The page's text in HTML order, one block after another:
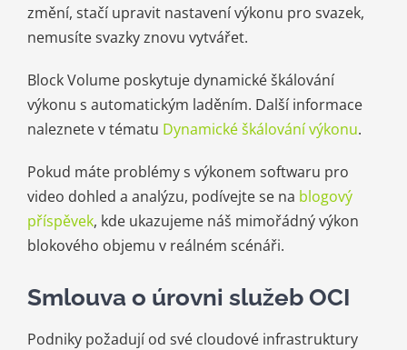
změní, stačí upravit nastavení výkonu pro svazek,
nemusíte svazky znovu vytvářet.
Block Volume poskytuje dynamické škálování
výkonu s automatickým laděním. Další informace
naleznete v tématu Dynamické škálování výkonu.
Pokud máte problémy s výkonem softwaru pro
video dohled a analýzu, podívejte se na blogový
příspěvek, kde ukazujeme náš mimořádný výkon
blokového objemu v reálném scénáři.
Smlouva o úrovni služeb OCI
Podniky požadují od své cloudové infrastruktury